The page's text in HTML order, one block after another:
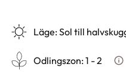
Läge:Sol till
Odlingszon:1 - 2